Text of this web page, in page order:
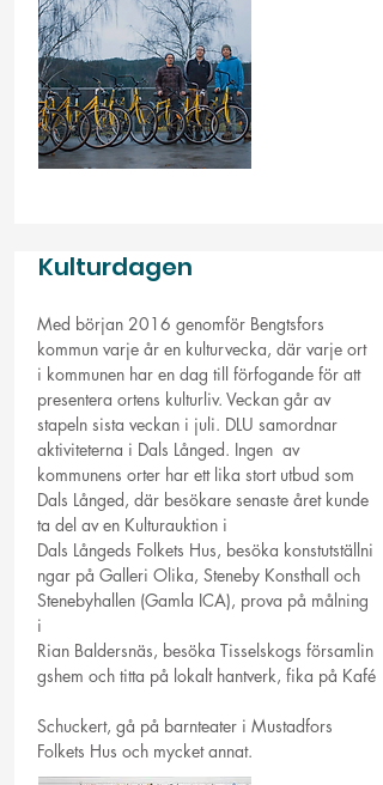
Kulturdagen
Med början 2016 genomför Bengtsfors
kommun varje år en kulturvecka, där varje ort
i kommunen har en dag till förfogande för att
presentera ortens kulturliv. Veckan går av
stapeln sista veckan i juli. DLU samordnar
aktiviteterna i Dals Långed. Ingen av
kommunens orter har ett lika stort utbud som
Dals Långed, där besökare senaste året kunde
ta del av en Kulturauktion i
Dals Långeds Folkets Hus, besöka konstutställni
ngar på Galleri Olika, Steneby Konsthall och
Stenebyhallen (Gamla ICA), prova på målning
i
Rian Baldersnäs, besöka Tisselskogs församlin
gshem och titta på lokalt hantverk, fika på Kafé
Schuckert, gå på barnteater i Mustadfors
Folkets Hus och mycket annat.